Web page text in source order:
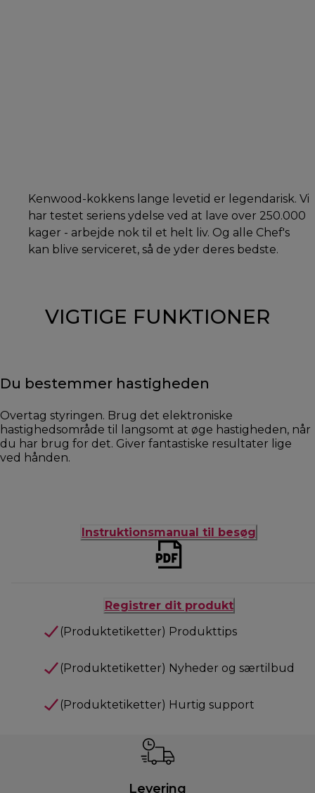
Kenwood-kokkens lange levetid er legendarisk. Vi
har testet seriens ydelse ved at lave over 250.000
kager - arbejde nok til et helt liv. Og alle Chef's
kan blive serviceret, så de yder deres bedste.
VIGTIGE FUNKTIONER
Du bestemmer hastigheden
Overtag styringen. Brug det elektroniske
hastighedsområde til langsomt at øge hastigheden, når
du har brug for det. Giver fantastiske resultater lige
ved hånden.
Instruktionsmanual til besøg
Registrer dit produkt
(Produktetiketter) Produkttips
(Produktetiketter) Nyheder og særtilbud
(Produktetiketter) Hurtig support
Levering